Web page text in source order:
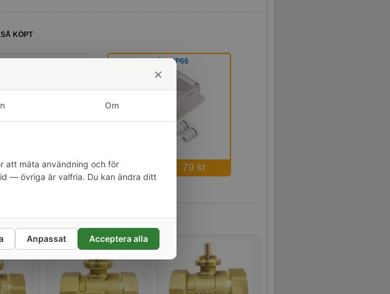
KÖPT
1", DN25
229 kr
Vattentät låda, IP66
Kampanj: 79 kr
×
Om
att mäta användning och för
— övriga är valfria. Du kan ändra ditt
Anpassat Acceptera alla